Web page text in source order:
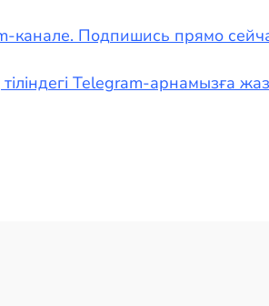
канале. Подпишись прямо
Telegram-арнамызға